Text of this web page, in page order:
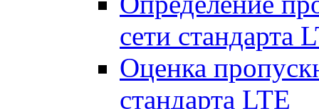
сети стандарта
Оценка
стандарта LTE